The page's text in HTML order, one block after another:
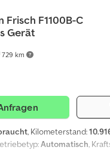
729 km
Frisch F1100B-C
Gerät
, Kilometerstand:
Automatisch ,